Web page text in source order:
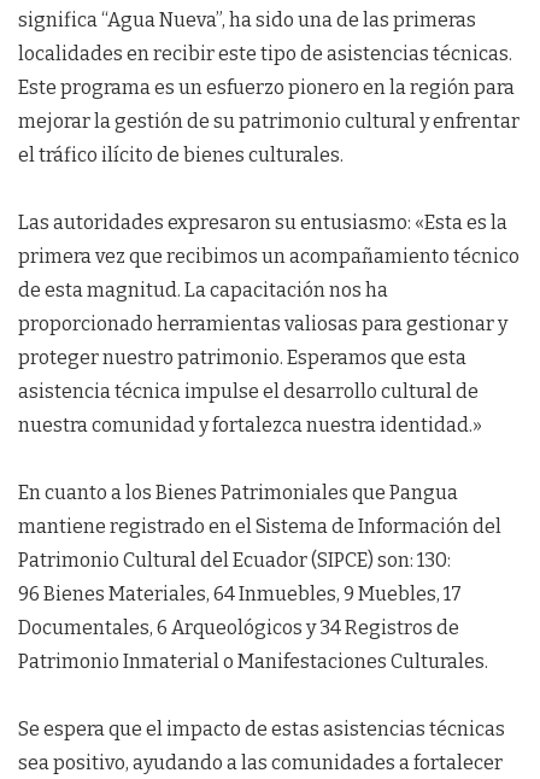
significa “Agua Nueva”, ha sido una de las primeras
localidades en recibir este tipo de asistencias técnicas.
Este programa es un esfuerzo pionero en la región para
mejorar la gestión de su patrimonio cultural y enfrentar
el tráfico ilícito de bienes culturales.
Las autoridades expresaron su entusiasmo: «Esta es la
primera vez que recibimos un acompañamiento técnico
de esta magnitud. La capacitación nos ha
proporcionado herramientas valiosas para gestionar y
proteger nuestro patrimonio. Esperamos que esta
asistencia técnica impulse el desarrollo cultural de
nuestra comunidad y fortalezca nuestra identidad.»
En cuanto a los Bienes Patrimoniales que Pangua
mantiene registrado en el Sistema de Información del
Patrimonio Cultural del Ecuador (SIPCE) son: 130:
96 Bienes Materiales, 64 Inmuebles, 9 Muebles, 17
Documentales, 6 Arqueológicos y 34 Registros de
Patrimonio Inmaterial o Manifestaciones Culturales.
Se espera que el impacto de estas asistencias técnicas
sea positivo, ayudando a las comunidades a fortalecer